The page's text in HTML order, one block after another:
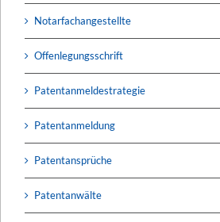
Notarfachangestellte
Offenlegungsschrift
Patentanmeldestrategie
Patentanmeldung
Patentansprüche
Patentanwälte